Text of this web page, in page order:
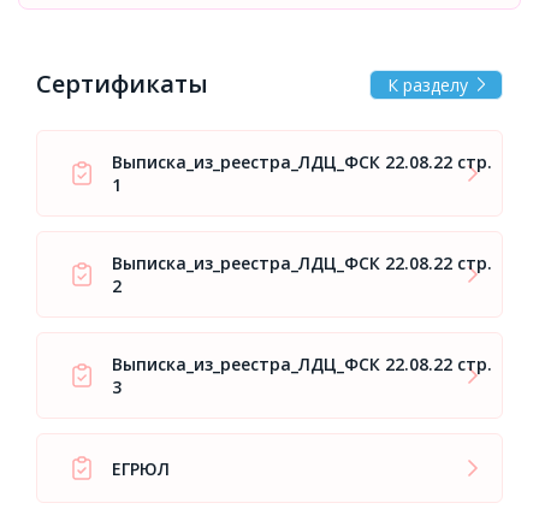
Сертификаты К разделу
Выписка_из_реестра_ЛДЦ_ФСК 22.08.22 стр.
1
Выписка_из_реестра_ЛДЦ_ФСК 22.08.22 стр.
2
Выписка_из_реестра_ЛДЦ_ФСК 22.08.22 стр.
3
ЕГРЮЛ